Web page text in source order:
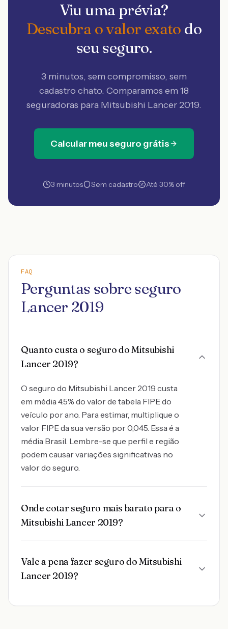
Viu uma prévia?
Descubra o valor exato do
seu seguro.
3 minutos, sem compromisso, sem
cadastro chato. Comparamos em 18
seguradoras para Mitsubishi Lancer 2019.
Calcular meu seguro grátis
3 minutos Sem cadastro Até 30% off
FAQ
Perguntas sobre seguro
Lancer 2019
Quanto custa o seguro do Mitsubishi
Lancer 2019?
O seguro do Mitsubishi Lancer 2019 custa
em média 4.5% do valor de tabela FIPE do
veículo por ano. Para estimar, multiplique o
valor FIPE da sua versão por 0,045. Essa é a
média Brasil. Lembre-se que perfil e região
podem causar variações significativas no
valor do seguro.
Onde cotar seguro mais barato para o
Mitsubishi Lancer 2019?
Vale a pena fazer seguro do Mitsubishi
Lancer 2019?